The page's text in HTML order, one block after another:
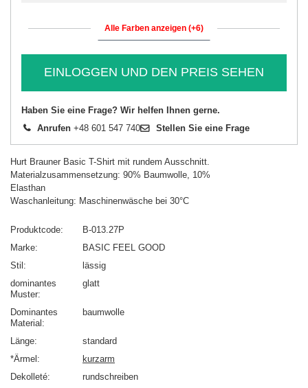
Alle Farben anzeigen (+6)
EINLOGGEN UND DEN PREIS SEHEN
Haben Sie eine Frage? Wir helfen Ihnen gerne.
Anrufen +48 601 547 740 Stellen Sie eine Frage
Hurt Brauner Basic T-Shirt mit rundem Ausschnitt.
Materialzusammensetzung: 90% Baumwolle, 10%
Elasthan
Waschanleitung: Maschinenwäsche bei 30°C
Produktcode
B-013.27P
Marke
BASIC FEEL GOOD
Stil
lässig
dominantes
Muster
glatt
Dominantes
Material
baumwolle
Länge
standard
*Ärmel
kurzarm
Dekolleté
rundschreiben